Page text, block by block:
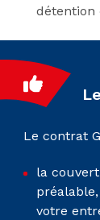
détention
Le contrat
la
votre